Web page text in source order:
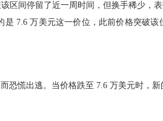
区间停留了近一周时间，但换手稀少，
7.6 万美元这一价位，此前价格突破
恐慌出逃。当价格跌至 7.6 万美元时，